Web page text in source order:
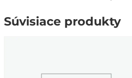
Súvisiace produkty